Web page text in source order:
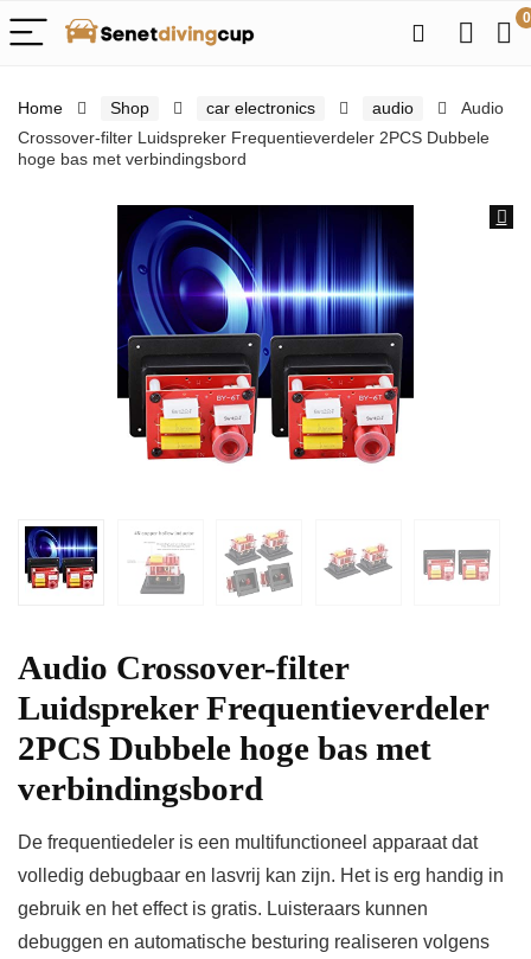
0
Home Shop car electronics audio
Audio
Crossover-filter Luidspreker Frequentieverdeler 2PCS Dubbele
hoge bas met verbindingsbord
Audio Crossover-filter
Luidspreker Frequentieverdeler
2PCS Dubbele hoge bas met
verbindingsbord
De frequentiedeler is een multifunctioneel apparaat dat
volledig debugbaar en lasvrij kan zijn. Het is erg handig in
gebruik en het effect is gratis. Luisteraars kunnen
debuggen en automatische besturing realiseren volgens